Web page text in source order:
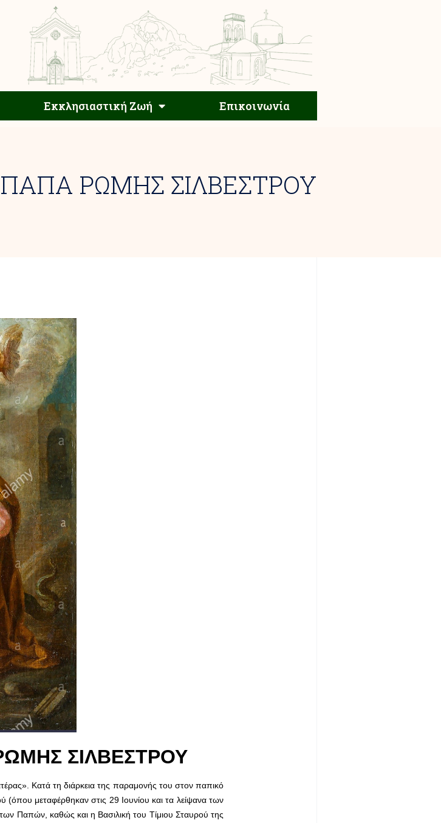
Εκκλησιαστική Ζωή Επικοινωνία
Αρχιεπισκοπή Εκκλησιαστική Ζωή Επικοινωνία
ΡΩΜΗΣ ΣΙΛΒΕΣΤΡΟΥ
ΣΙΛΒΕΣΤΡΟΥ
Κατά τη διάρκεια της παραμονής του στον παπικό
μεταφέρθηκαν στις 29 Ιουνίου και τα λείψανα των
Παπών, καθώς και η Βασιλική του Τίμιου Σταυρού της